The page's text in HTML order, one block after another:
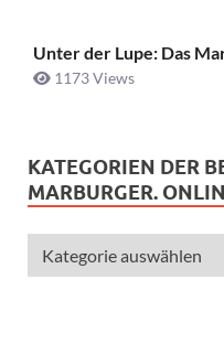
Unter der Lupe: Das
1173 Views
KATEGORIEN DER
MARBURGER.